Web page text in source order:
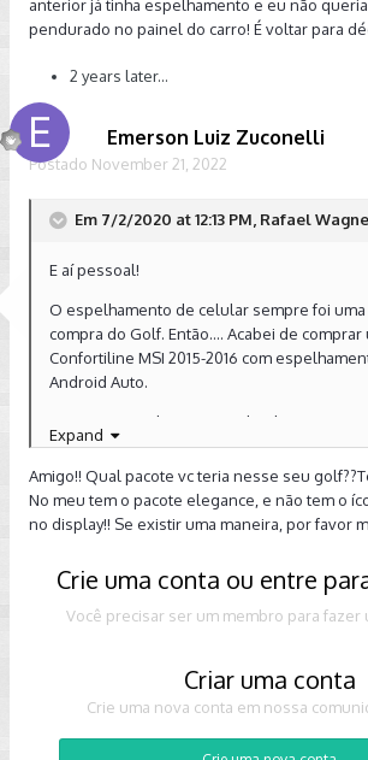
anterior já tinha espelhamento e eu não
pendurado no painel do carro! É voltar para
2 years later...
Emerson Luiz Zuconelli
Postado November 21, 2022
Em 7/2/2020 at 12:13 PM, Rafael
E aí pessoal!
O espelhamento de celular sempre foi uma
compra do Golf. Então.... Acabei de comprar
Confortiline MSI 2015-2016 com
Android Auto.
Eu segui uma dica que não lembro agora
ter aquela antena tipo "shark" no teto para
nativo.
A central é show de bola! Estou gostando
anterior já tinha espelhamento e eu não
passada :-)
Expand
Amigo!! Qual pacote vc teria nesse seu
No meu tem o pacote elegance, e não tem o
no display!! Se existir uma maneira, por favor
Crie uma conta ou entre
Você precisar ser um membro para fazer
Criar uma conta
Crie uma nova conta em nossa